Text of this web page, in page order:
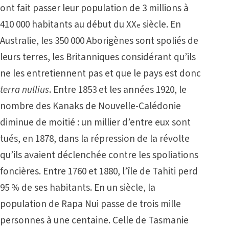
ont fait passer leur population de 3 millions à
410 000 habitants au début du XXe siècle. En
Australie, les 350 000 Aborigènes sont spoliés de
leurs terres, les Britanniques considérant qu’ils
ne les entretiennent pas et que le pays est donc
terra nullius. Entre 1853 et les années 1920, le
nombre des Kanaks de Nouvelle-Calédonie
diminue de moitié : un millier d’entre eux sont
tués, en 1878, dans la répression de la révolte
qu’ils avaient déclenchée contre les spoliations
foncières. Entre 1760 et 1880, l’île de Tahiti perd
95 % de ses habitants. En un siècle, la
population de Rapa Nui passe de trois mille
personnes à une centaine. Celle de Tasmanie